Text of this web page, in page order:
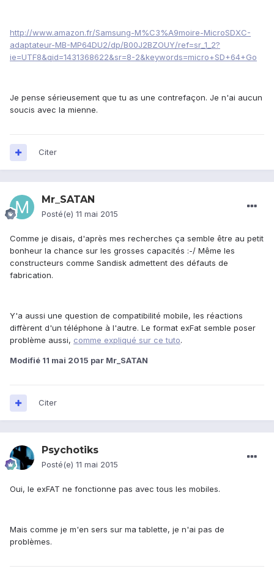
http://www.amazon.fr/Samsung-M%C3%A9moire-MicroSDXC-
adaptateur-MB-MP64DU2/dp/B00J2BZOUY/ref=sr_1_2?
ie=UTF8&qid=1431368622&sr=8-2&keywords=micro+SD+64+Go
Je pense sérieusement que tu as une contrefaçon. Je n'ai aucun
soucis avec la mienne.
Citer
Mr_SATAN
Posté(e) 11 mai 2015
Comme je disais, d'après mes recherches ça semble être au petit
bonheur la chance sur les grosses capacités :-/ Même les
constructeurs comme Sandisk admettent des défauts de
fabrication.
Y'a aussi une question de compatibilité mobile, les réactions
diffèrent d'un téléphone à l'autre. Le format exFat semble poser
problème aussi, comme expliqué sur ce tuto.
Modifié 11 mai 2015 par Mr_SATAN
Citer
Psychotiks
Posté(e) 11 mai 2015
Oui, le exFAT ne fonctionne pas avec tous les mobiles.
Mais comme je m'en sers sur ma tablette, je n'ai pas de
problèmes.